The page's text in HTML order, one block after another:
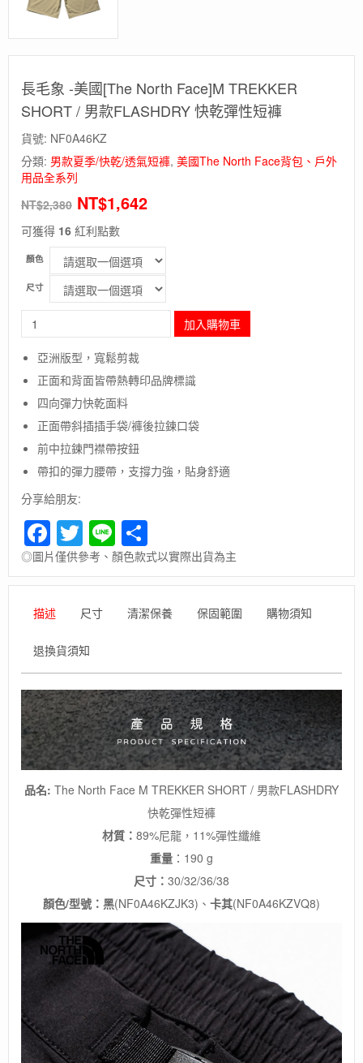
長毛象 -美國[The North Face]M TREKKER
SHORT / 男款FLASHDRY 快乾彈性短褲
貨號: NF0A46KZ
分類: 男款夏季/快乾/透氣短褲, 美國The North Face背包、戶外
用品全系列
NT$2,380 NT$1,642
可獲得 16 紅利點數
顏色
尺寸
毛
-
美
國
[The
North
Face]M
TREKKER
SHORT
/
款
FLASHDRY
快
乾
量
加入購物車
亞洲版型，寬鬆剪裁
正面和背面皆帶熱轉印品牌標識
四向彈力快乾面料
正面帶斜插插手袋/褲後拉鍊口袋
前中拉鍊門襟帶按鈕
帶扣的彈力腰帶，支撐力強，貼身舒適
分享給朋友:
Facebook
Twitter
Line
◎圖片僅供參考、顏色款式以實際出貨為主
描述 尺寸 清潔保養 保固範圍 購物須知
退換貨須知
品名: The North Face M TREKKER SHORT / 男款FLASHDRY
快乾彈性短褲
材質： 89%尼龍，11%彈性纖維
重量 ：190 g
尺寸： 30/32/36/38
顏色/型號：黑(NF0A46KZJK3)、 卡其(NF0A46KZVQ8)